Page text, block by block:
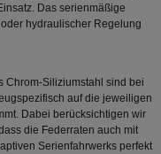
Das serienmäßige
hydraulischer Regelung
Chrom-Siliziumstahl sind bei
auf die jeweiligen
Dabei berücksichtigen wir
die Federraten auch mit
Serienfahrwerks perfekt